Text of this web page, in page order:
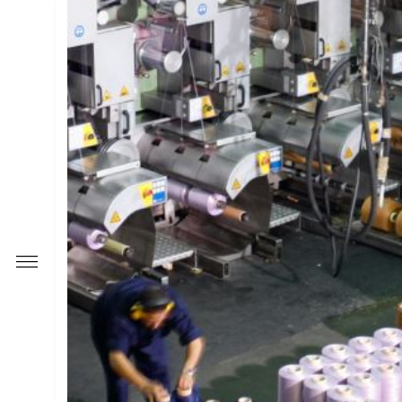
علاقات المستثمرين
المستثمرين
أساسية عن السهم والشركة
والتقارير الاستثمارية
و إفصاحات
النتائج